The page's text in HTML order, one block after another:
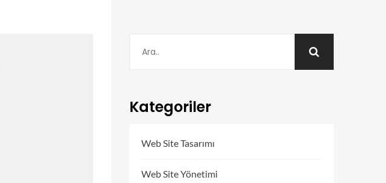
Kategoriler
Web Site Tasarımı
Web Site Yönetimi